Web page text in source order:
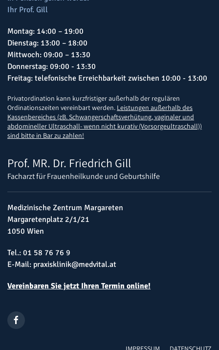
Ihr Prof. Gill
Montag: 14:00 – 19:00
Dienstag: 13:00 – 18:00
Mittwoch: 09:00 – 13:30
Donnerstag: 09:00 - 13:30
Freitag: telefonische Erreichbarkeit zwischen 10:00 - 13:00
Privatordination kann kurzfristiger außerhalb der regulären
Ordinationszeiten vereinbart werden. Leistungen außerhalb des
Kassenbereiches (zB. Schwangerschaftsverhütung, vaginaler und
abdomineller Ultraschall- wenn nicht kurativ (Vorsorgeultraschall))
sind bitte in Bar zu zahlen!
Prof. MR. Dr. Friedrich Gill
Facharzt für Frauenheilkunde und Geburtshilfe
Medizinische Zentrum Margareten
Margaretenplatz 2/1/21
1050 Wien
Tel.: 01 58 76 76 9
E-Mail: praxisklinik@medvital.at
Vereinbaren Sie jetzt Ihren Termin online!